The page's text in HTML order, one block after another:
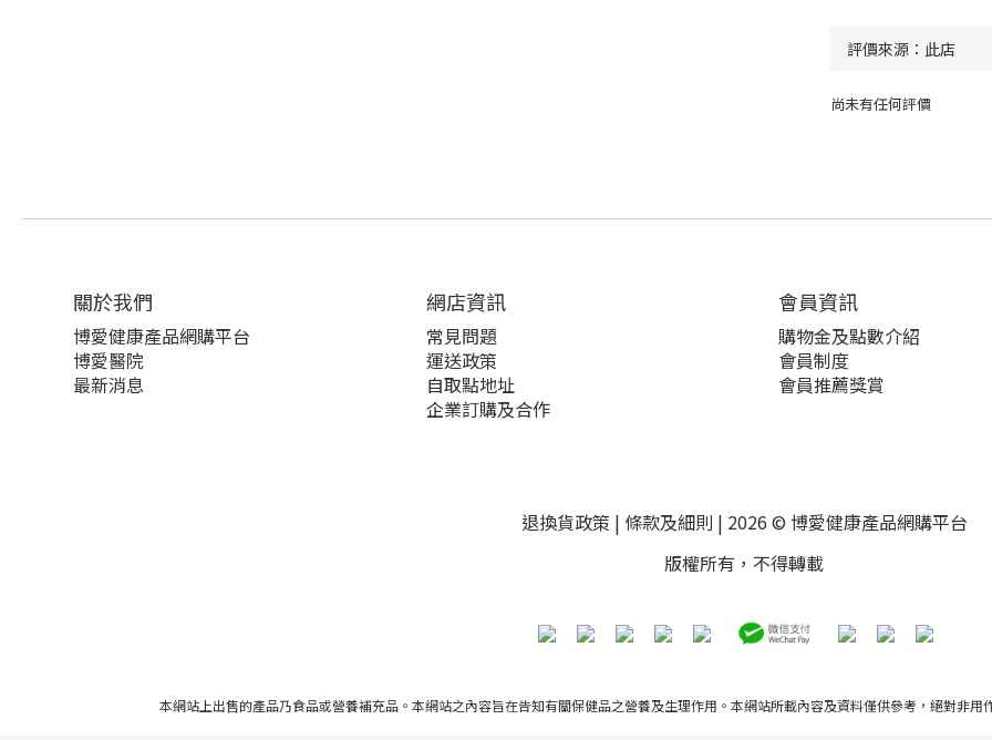
尚未有任何評價
關於我們‎
博愛健康產品網購平台
博愛醫院
最新消息
網店資訊
常見問題
運送政策
自取點地址
企業訂購及合作
會員資訊
購物金及點數介紹
會員制度
會員推薦獎賞
退換貨政策 | 條款及細則 | 2026 © 博愛健康產品網購平台
版權所有，不得轉載
本網站上出售的產品乃食品或營養補充品。本網站之內容旨在告知有關保健品之營養及生理作用。本網站所載內容及資料僅供參考，絕對非